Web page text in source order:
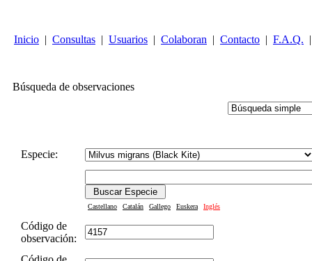
Inicio | Consultas | Usuarios | Colaboran | Contacto | F.A.Q. |
Búsqueda de observaciones
Especie:
Castellano Catalán Gallego Euskera Inglés
Código de
observación: